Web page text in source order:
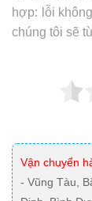
hợp: lỗi
chúng tôi sẽ
Vận chuyển
- Vũng Tàu,